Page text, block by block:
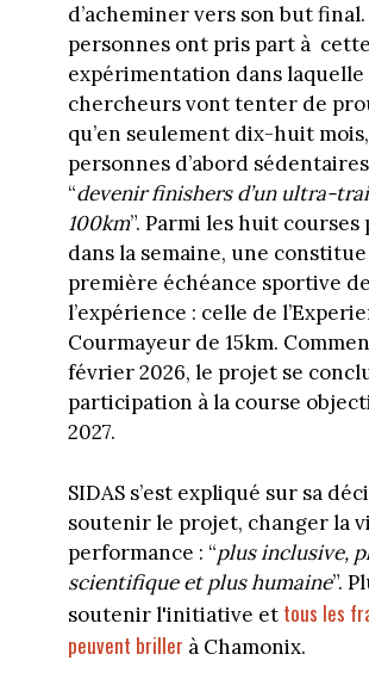
d’acheminer vers son but
personnes ont pris part à cette
expérimentation dans laquelle
chercheurs vont tenter de
qu’en seulement dix-huit
personnes d’abord
“devenir finishers d’un ultra-
100km”. Parmi les huit courses
dans la semaine, une
première échéance sportive de
l’expérience : celle de
Courmayeur de 15km.
février 2026, le projet se
participation à la course
2027.
SIDAS s’est expliqué sur sa
soutenir le projet, changer la
performance : “plus inclusive,
scientifique et plus humaine”.
soutenir l'initiative et tous les
peuvent briller à Chamonix.